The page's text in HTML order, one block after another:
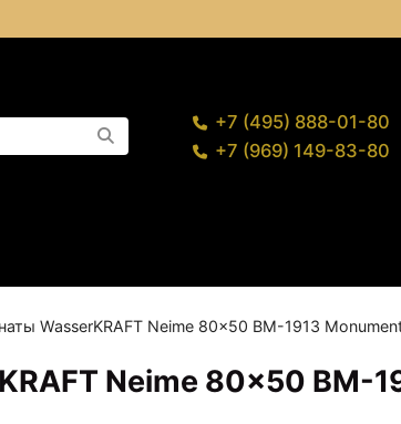
+7 (495) 888-01-80
+7 (969) 149-83-80
WasserKRAFT Neime 80x50 BM-1913
Neime 80x50 BM-